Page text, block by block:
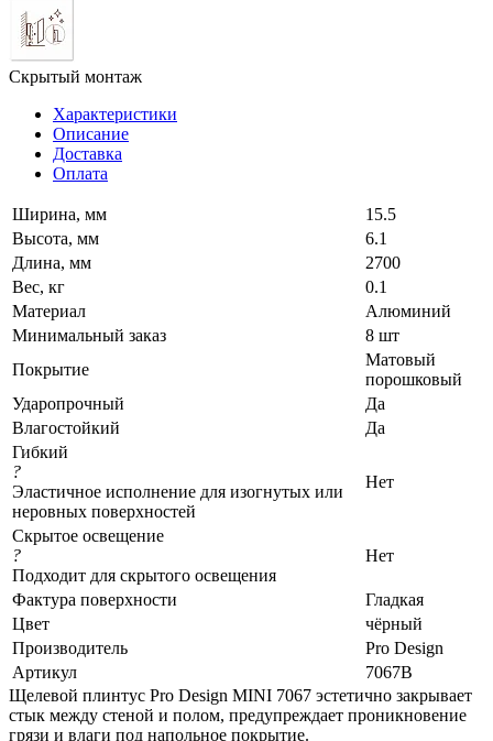
Скрытый монтаж
Характеристики
Описание
Доставка
Оплата
Ширина, мм
15.5
Высота, мм
6.1
Длина, мм
2700
Вес, кг
0.1
Материал
Алюминий
Минимальный заказ
8 шт
Покрытие
Матовый
порошковый
Ударопрочный
Да
Влагостойкий
Да
Гибкий
?
Эластичное исполнение для изогнутых или
неровных поверхностей
Нет
Скрытое освещение
?
Подходит для скрытого освещения
Нет
Фактура поверхности
Гладкая
Цвет
чёрный
Производитель
Pro Design
Артикул
7067B
Щелевой плинтус Pro Design MINI 7067 эстетично закрывает
стык между стеной и полом, предупреждает проникновение
грязи и влаги под напольное покрытие.